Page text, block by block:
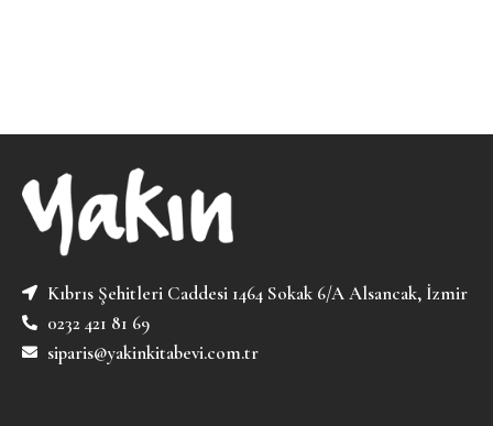
Kıbrıs Şehitleri Caddesi 1464 Sokak 6/A Alsancak, İzmir
0232 421 81 69
siparis@yakinkitabevi.com.tr